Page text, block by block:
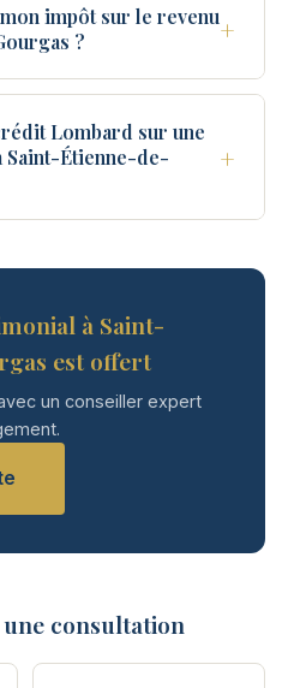
impôt sur le revenu
?
+
Lombard sur une
Saint-Étienne-de-
+
à Saint-
est offert
un conseiller expert
consultation